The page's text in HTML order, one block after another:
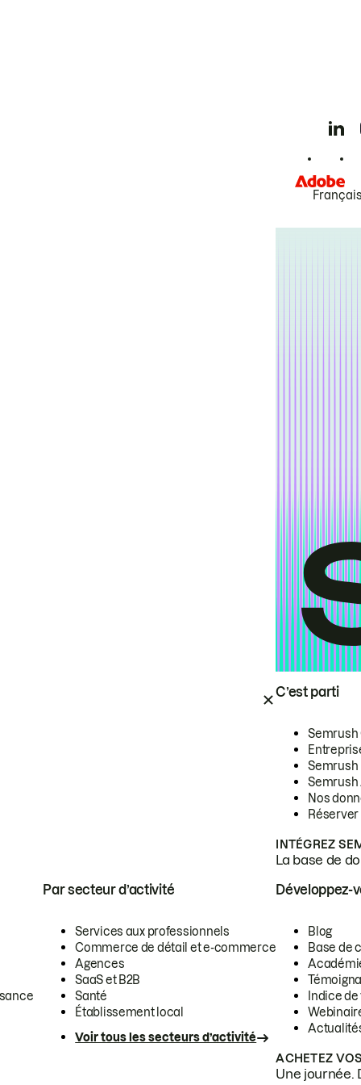
C’est parti
Semrush
Semrush
Semrush
Nos
INTÉGREZ
La base de
Par secteur d’activité
Services aux professionnels
Commerce de détail et e-commerce
Agences
SaaS et B2B
Santé
Établissement local
Voir tous les secteurs d’activité
Développez-
Blog
Base de
Indice
ACHETEZ
Une journée.